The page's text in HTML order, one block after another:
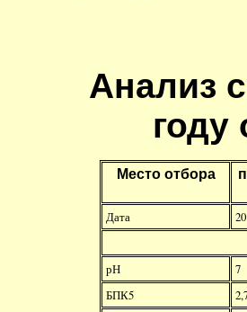
Анализ
году
Место отбора
Дата
рН 7
БПК5